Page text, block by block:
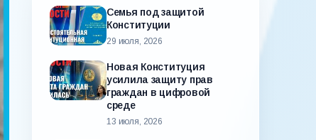
Семья под защитой
Конституции
29 июля, 2026
Новая Конституция
усилила защиту прав
граждан в цифровой
среде
13 июля, 2026